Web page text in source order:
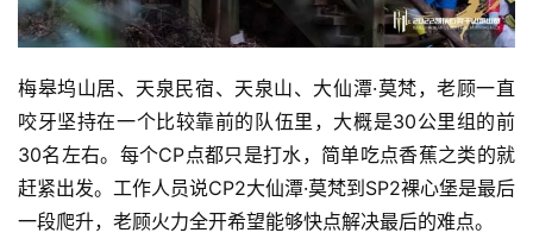
梅皋坞山居、天泉民宿、天泉山、大仙潭·莫梵，老顾一直
咬牙坚持在一个比较靠前的队伍里，大概是30公里组的前
30名左右。每个CP点都只是打水，简单吃点香蕉之类的就
赶紧出发。工作人员说CP2大仙潭·莫梵到SP2裸心堡是最后
一段爬升，老顾火力全开希望能够快点解决最后的难点。